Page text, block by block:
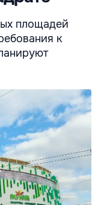
площадей
к